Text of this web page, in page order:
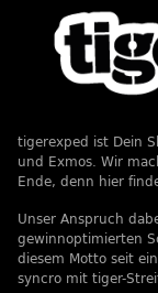
tigerexped ist Dein
und Exmos. Wir
Ende, denn hier
Unser Anspruch
gewinnoptimierten
diesem Motto seit
syncro mit tiger-